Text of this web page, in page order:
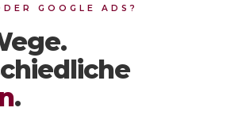
GOOGLE ADS?
.